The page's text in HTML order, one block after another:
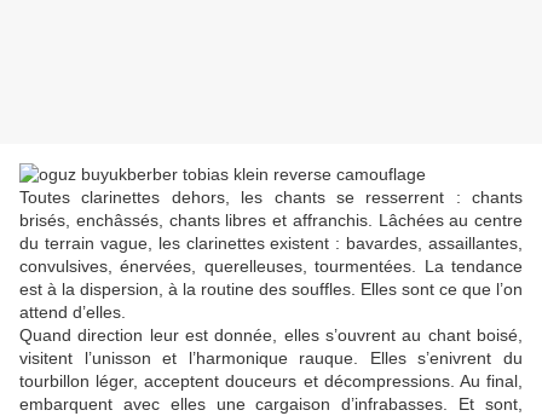
Toutes clarinettes dehors, les chants se resserrent : chants
brisés, enchâssés, chants libres et affranchis. Lâchées au centre
du terrain vague, les clarinettes existent : bavardes, assaillantes,
convulsives, énervées, querelleuses, tourmentées. La tendance
est à la dispersion, à la routine des souffles. Elles sont ce que l’on
attend d’elles.
Quand direction leur est donnée, elles s’ouvrent au chant boisé,
visitent l’unisson et l’harmonique rauque. Elles s’enivrent du
tourbillon léger, acceptent douceurs et décompressions. Au final,
embarquent avec elles une cargaison d’infrabasses. Et sont,